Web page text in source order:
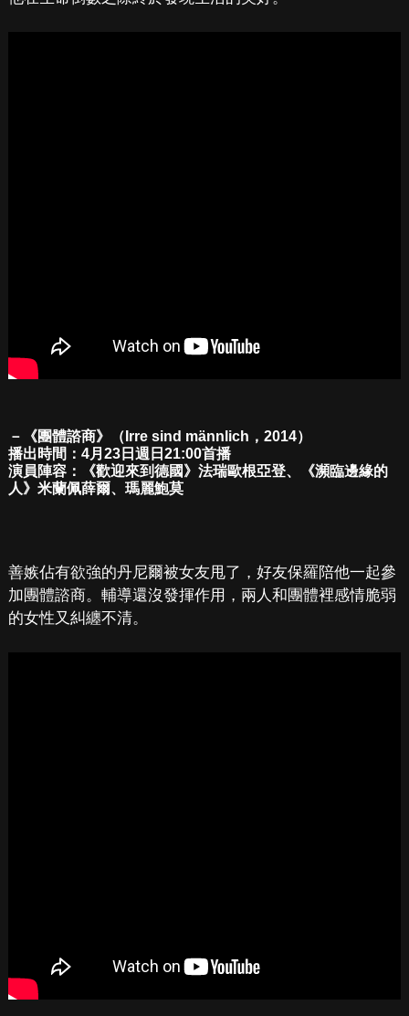
－《團體諮商》（Irre sind männlich，2014）
播出時間：4月23日週日21:00首播
演員陣容：《歡迎來到德國》法瑞歐根亞登、《瀕臨邊緣的
人》米蘭佩薛爾、瑪麗鮑莫
善嫉佔有欲強的丹尼爾被女友甩了，好友保羅陪他一起參
加團體諮商。輔導還沒發揮作用，兩人和團體裡感情脆弱
的女性又糾纏不清。